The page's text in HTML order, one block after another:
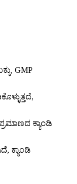
GMP
ಕ್ಯಾಂಡಿ
ಕ್ಯಾಂಡಿ